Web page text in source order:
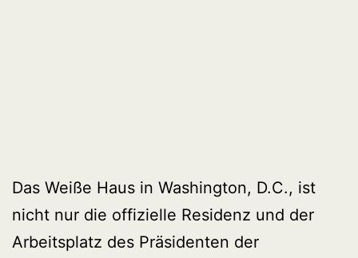
Das Weiße Haus in Washington, D.C., ist
nicht nur die offizielle Residenz und der
Arbeitsplatz des Präsidenten der